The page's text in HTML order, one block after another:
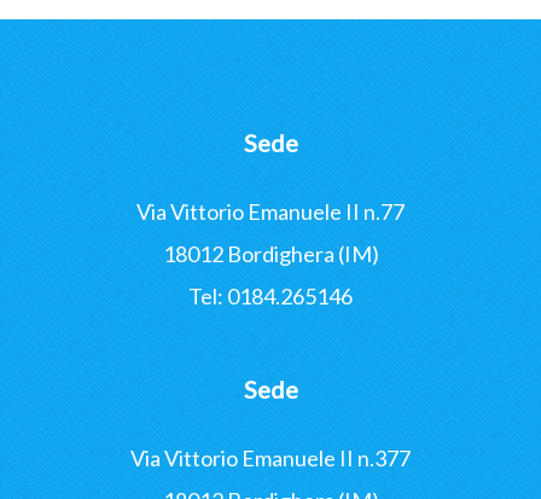
Sede
Via Vittorio Emanuele II n.77
18012 Bordighera (IM)
Tel: 0184.265146
Sede
Via Vittorio Emanuele II n.377